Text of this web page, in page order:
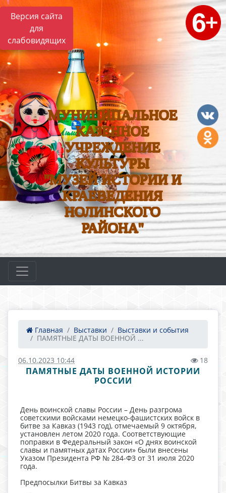
Версия сайта
для
слабовидящих
МУНИЦИПАЛЬНОЕ
КАЗЕННОЕ
УЧРЕЖДЕНИЕ
КУЛЬТУРЫ
"МУЗЕЙ ИСТОРИИ И
КРАЕВЕДЕНИЯ
НОЛИНСКОГО
РАЙОНА"
Главная Выставки
Выставки и события
ПАМЯТНЫЕ ДАТЫ ВОЕННОЙ ...
06.10.2023 10:44 18
ПАМЯТНЫЕ ДАТЫ ВОЕННОЙ ИСТОРИИ
РОССИИ
День воинской славы России – День разгрома
советскими войсками немецко-фашистских войск в
битве за Кавказ (1943 год), отмечаемый 9 октября,
установлен летом 2020 года. Соответствующие
поправки в Федеральный закон «О днях воинской
славы и памятных датах России» были внесены
Указом Президента РФ № 284-ФЗ от 31 июля 2020
года.
Предпосылки Битвы за Кавказ